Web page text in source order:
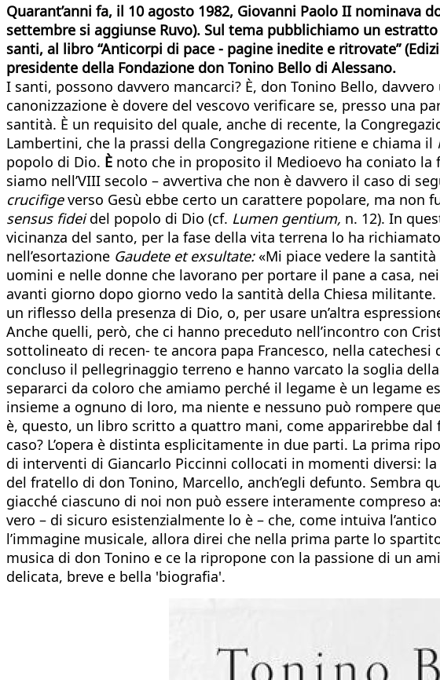
Quarant’anni fa, il 10 agosto 1982, Giovanni Paolo II nominava
settembre si aggiunse Ruvo). Sul tema pubblichiamo un
santi, al libro “Anticorpi di pace - pagine inedite e ritrovate”
presidente della Fondazione don Tonino Bello di Alessano.
I santi, possono davvero mancarci? È, don Tonino Bello,
canonizzazione è dovere del vescovo verificare se, presso una
santità. È un requisito del quale, anche di recente, la
Lambertini, che la prassi della Congregazione ritiene e chiama il
popolo di Dio. È noto che in proposito il Medioevo ha coniato la
siamo nell’VIII secolo – avvertiva che non è davvero il caso di
crucifigeverso Gesù ebbe certo un carattere popolare, ma non
sensus fideidel popolo di Dio (cf. Lumen gentium, n. 12). In
vicinanza del santo, per la fase della vita terrena lo ha
nell’esortazione Gaudete et exsultate:«Mi piace vedere la
uomini e nelle donne che lavorano per portare il pane a casa,
avanti giorno dopo giorno vedo la santità della Chiesa
un riflesso della presenza di Dio, o, per usare un’altra
Anche quelli, però, che ci hanno preceduto nell’incontro con
sottolineato di recen- te ancora papa Francesco, nella
concluso il pellegrinaggio terreno e hanno varcato la soglia
separarci da coloro che amiamo perché il legame è un legame
insieme a ognuno di loro, ma niente e nessuno può rompere
è, questo, un libro scritto a quattro mani, come apparirebbe
caso? L’opera è distinta esplicitamente in due parti. La prima
di interventi di Giancarlo Piccinni collocati in momenti diversi:
del fratello di don Tonino, Marcello, anch’egli defunto.
giacché ciascuno di noi non può essere interamente compreso
vero – di sicuro esistenzialmente lo è – che, come intuiva
l’immagine musicale, allora direi che nella prima parte lo
musica di don Tonino e ce la ripropone con la passione di un
delicata, breve e bella 'biografia'.